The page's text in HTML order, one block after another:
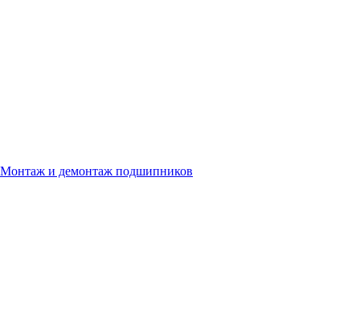
Монтаж и демонтаж подшипников